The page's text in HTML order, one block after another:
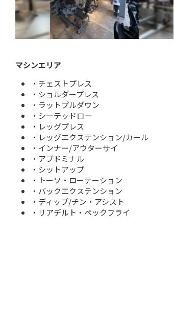
マシンエリア
・チェストプレス
・ショルダープレス
・ラットプルダウン
・シーテッドロー
・レッグプレス
・レッグエクステンション/カール
・インナー/アウターサイ
・アブドミナル
・シットアップ
・トーソ・ローテーション
・バックエクステンション
・ディップ/チン・アシスト
・リアデルト・ペックフライ